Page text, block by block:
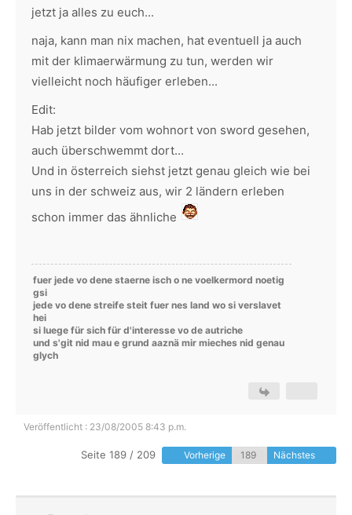
jetzt ja alles zu euch...
naja, kann man nix machen, hat eventuell ja auch
mit der klimaerwärmung zu tun, werden wir
vielleicht noch häufiger erleben...
Edit:
Hab jetzt bilder vom wohnort von sword gesehen,
auch überschwemmt dort...
Und in österreich siehst jetzt genau gleich wie bei
uns in der schweiz aus, wir 2 ländern erleben
schon immer das ähnliche
fuer jede vo dene staerne isch o ne voelkermord noetig
gsi
jede vo dene streife steit fuer nes land wo si verslavet
hei
si luege für sich für d'interesse vo de autriche
und s'git nid mau e grund aaznä mir mieches nid genau
glych
Veröffentlicht : 23/08/2005 8:43 p.m.
Seite 189 / 209 Vorherige Nächstes